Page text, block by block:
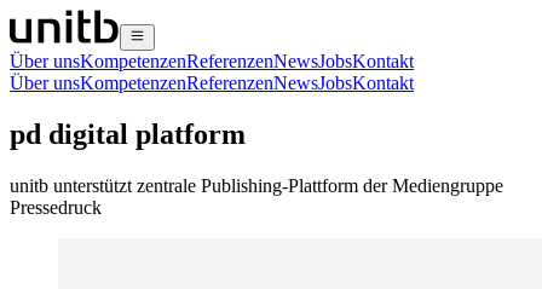
Über unsKompetenzenReferenzenNewsJobsKontakt
Über unsKompetenzenReferenzenNewsJobsKontakt
pd digital platform
unitb unterstützt zentrale Publishing-Plattform der Mediengruppe
Pressedruck